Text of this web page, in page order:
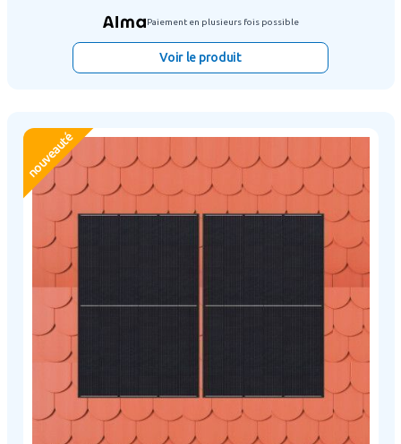
Paiement en plusieurs fois possible
Voir le produit
nouveauté